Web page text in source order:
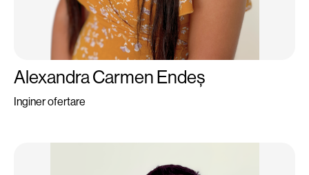
Alexandra Carmen Endeș
Inginer ofertare